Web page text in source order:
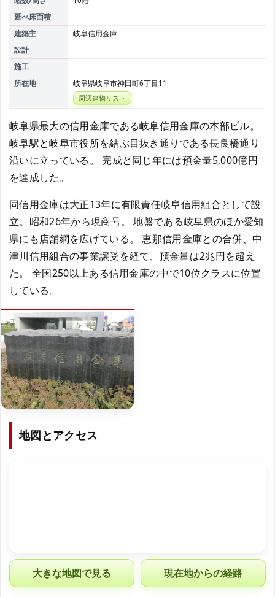
延べ床面積
建築主
岐阜信用金庫
設計
施工
所在地
岐阜県岐阜市神田町6丁目11
周辺建物リスト
岐阜県最大の信用金庫である岐阜信用金庫の本部ビル。
岐阜駅と岐阜市役所を結ぶ目抜き通りである長良橋通り
沿いに立っている。 完成と同じ年には預金量5,000億円
を達成した。
同信用金庫は大正13年に有限責任岐阜信用組合として設
立。昭和26年から現商号。 地盤である岐阜県のほか愛知
県にも店舗網を広げている。 恵那信用金庫との合併、中
津川信用組合の事業譲受を経て、預金量は2兆円を超え
た。 全国250以上ある信用金庫の中で10位クラスに位置
している。
地図とアクセス
大きな地図で見る 現在地からの経路